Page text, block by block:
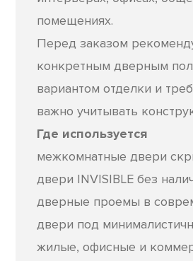
помещениях.
Перед заказом
конкретным дверным
вариантом отделки и
важно учитывать
Где используется
межкомнатные двери
двери INVISIBLE без
дверные проемы в
двери под
жилые, офисные и